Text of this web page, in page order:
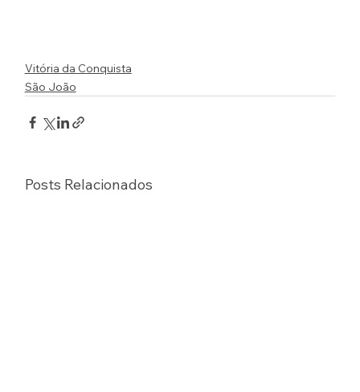
Vitória da Conquista
São João
Posts Relacionados